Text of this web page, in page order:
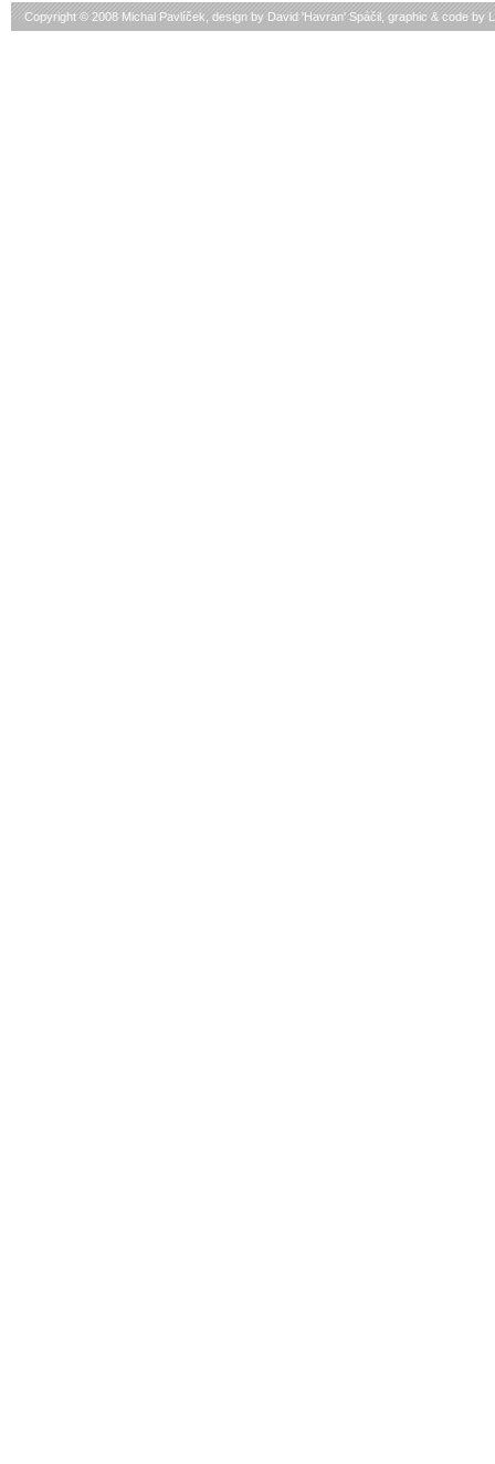
Copyright © 2008 Michal Pavlíček, design by David 'Havran' Spáčil , graphic & code by